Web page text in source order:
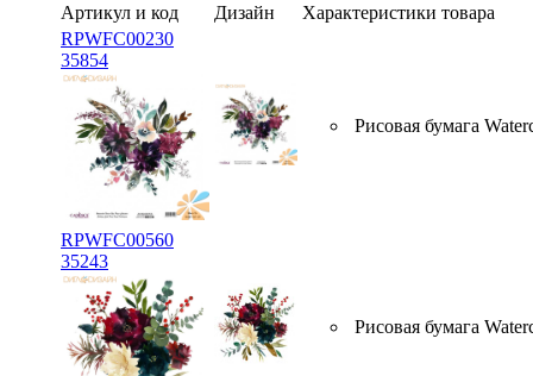
Артикул и код Дизайн
Характеристики товара
RPWFC00230
35854
Рисовая бумага
RPWFC00560
35243
Рисовая бумага